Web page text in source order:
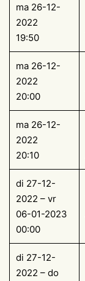
ma 26-12-
2022
19:50
ma 26-12-
2022
20:00
ma 26-12-
2022
20:10
di 27-12-
2022 – vr
06-01-2023
00:00
di 27-12-
2022 – do